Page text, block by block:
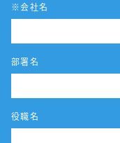
※会社名
部署名
役職名